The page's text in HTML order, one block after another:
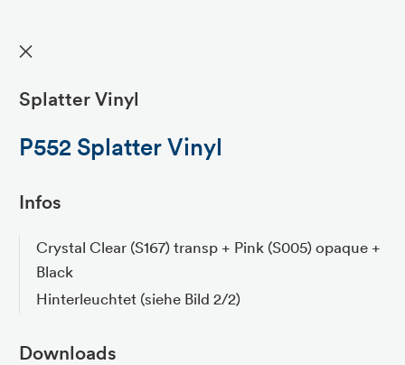
✕
Splatter Vinyl
P552 Splatter Vinyl
Infos
Crystal Clear (S167) transp + Pink (S005) opaque +
Black
Hinterleuchtet (siehe Bild 2/2)
Downloads